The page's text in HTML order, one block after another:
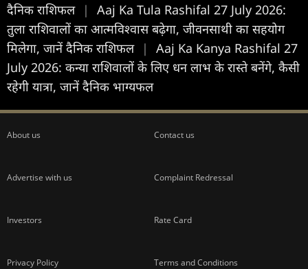
दैनिक राशिफल |
Aaj Ka Tula Rashifal 27 July 2026:
तुला राशिवालों का आत्मविश्वास बढ़ेगा, जीवनसाथी का सहयोग
मिलेगा, जानें दैनिक राशिफल |
Aaj Ka Kanya Rashifal 27
July 2026: कन्या राशिवालों के लिए धन लाभ के रास्ते बनेंगे, कैसी
रहेगी यात्रा, जानें दैनिक भाग्यफल
About us Contact us
Advertise with us Complaint Redressal
Investors Rate Card
Privacy Policy Terms and Conditions